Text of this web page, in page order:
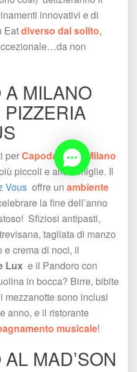
innovativi e di
Eat diverso dal solito,
non
MILANO
per Capodanno a Milano
piccoli e alle famiglie. Il
Vous offre un ambiente
la fine dell’anno
Sfiziosi antipasti,
tagliata di manzo
e crema di noci, il
Lux e il Pandoro con
in bocca? Birre, bibite
mezzanotte sono inclusi
anno, e il ristorante
musicale!
MAD’SON